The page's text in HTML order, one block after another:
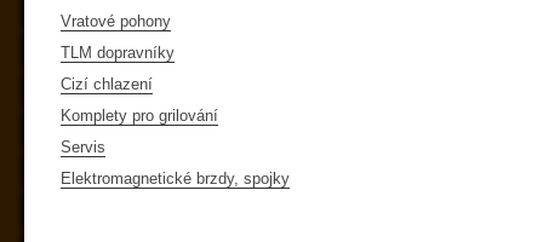
Vratové pohony
TLM dopravníky
Cizí chlazení
Komplety pro grilování
Servis
Elektromagnetické brzdy, spojky